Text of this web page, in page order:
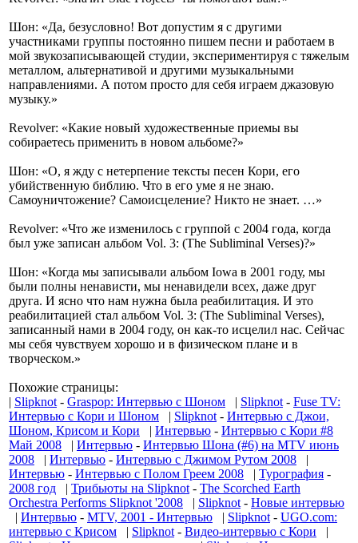
Шон: «Да, безусловно! Вот допустим я с другими
участниками группы постоянно пишем песни и работаем в
мой звукозаписывающей студии, экспериментируя с тяжелым
металлом, альтернативой и другими музыкальными
направлениями. А потом просто для себя играем джазовую
музыку.»
Revolver: «Какие новый художественные приемы вы
собираетесь применить в новом альбоме?»
Шон: «О, я жду с нетерпение тексты песен Кори, его
убийственную библию. Что в его уме я не знаю.
Самоуничтожение? Самоисцеление? Никто не знает. …»
Revolver: «Что же изменилось с группой с 2004 года, когда
был уже записан альбом Vol. 3: (The Subliminal Verses)?»
Шон: «Когда мы записывали альбом Iowa в 2001 году, мы
были полны ненависти, мы ненавидели всех, даже друг
друга. И ясно что нам нужна была реабилитация. И это
реабилитацией стал альбом Vol. 3: (The Subliminal Verses),
записанный нами в 2004 году, он как-то исцелил нас. Сейчас
мы себя чувствуем хорошо и в физическом плане и в
творческом.»
Похожие страницы:
| Slipknot - Graspop: Интервью с Шоном | Slipknot - Fuse TV:
Интервью с Кори и Шоном | Slipknot - Интервью с Джои,
Шоном, Крисом и Кори | Интервью - Интервью с Кори #8
Май 2008 | Интервью - Интервью Шона (#6) на MTV июнь
2008 | Интервью - Интервью с Джимом Рутом 2008 |
Интервью - Интервью с Полом Греем 2008 | Турография -
2008 год | Трибьюты на Slipknot - The Scorched Earth
Orchestra Performs Slipknot '2008 | Slipknot - Новые интервью
| Интервью - MTV, 2001 - Интервью | Slipknot - UGO.com:
интервью с Крисом | Slipknot - Видео-интервью с Кори |